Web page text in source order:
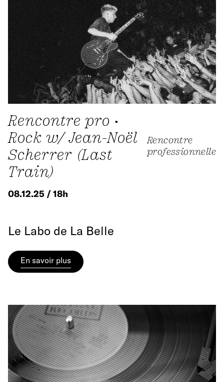
Rencontre pro •
Rock w/ Jean-Noël
Scherrer (Last
Train)
Rencontre
professionnelle
08.12.25 / 18h
Le Labo de La Belle
En savoir plus